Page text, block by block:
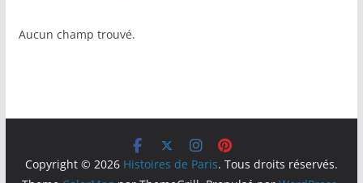
Aucun champ trouvé.
Copyright © 2026 Histoires de Paris. Tous droits réservés.